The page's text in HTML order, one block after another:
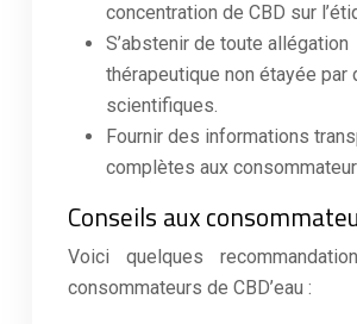
concentration de CBD sur
S’abstenir de toute allégation
thérapeutique non étayée par
scientifiques.
Fournir des informations
complètes aux
Conseils aux
Voici quelques
consommateurs de CBD’eau :